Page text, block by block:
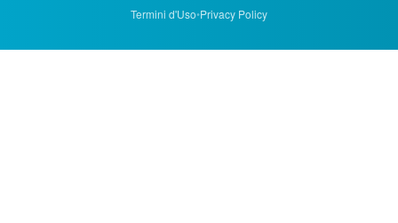
Termini d'Uso•Privacy Policy